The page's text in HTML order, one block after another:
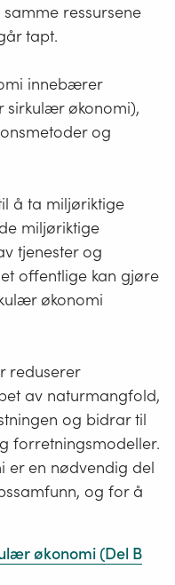
ressursene
tapt.
innebærer
sirkulær økonomi),
og
å ta miljøriktige
miljøriktige
tjenester og
offentlige kan gjøre
økonomi
reduserer
av naturmangfold,
og bidrar til
forretningsmodeller.
er en nødvendig del
og for å
økonomi (Del B